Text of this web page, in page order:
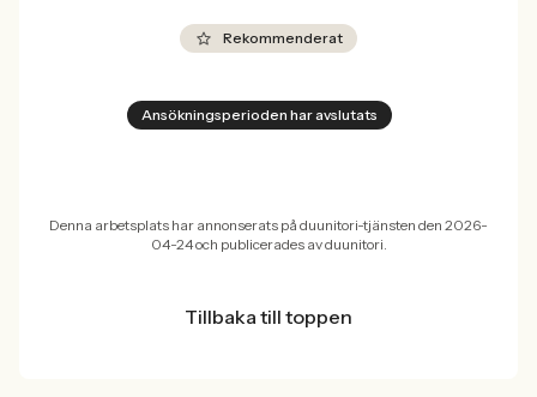
Rekommenderat
Ansökningsperioden har avslutats
Denna arbetsplats har annonserats på duunitori-tjänsten den 2026-
04-24 och publicerades av duunitori.
Tillbaka till toppen